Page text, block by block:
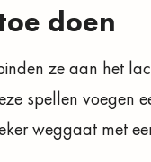
doen
ze aan het
spellen voegen
weggaat met